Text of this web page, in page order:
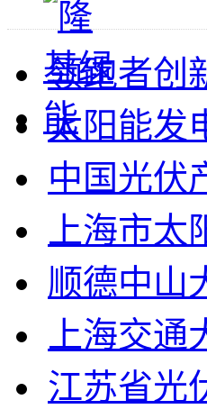
领跑者创
太阳能发
中国光伏
上海市太
顺德中山
上海交
江苏省光